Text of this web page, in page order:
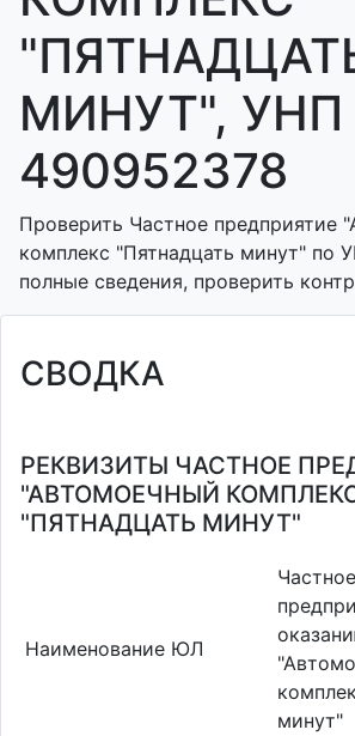
МИНУТ", УНП
490952378
Проверить Частное предприятие
комплекс "Пятнадцать минут" по
полные сведения, проверить
СВОДКА
РЕКВИЗИТЫ ЧАСТНОЕ
"АВТОМОЕЧНЫЙ
"ПЯТНАДЦАТЬ МИНУТ"
Наименование ЮЛ
минут"